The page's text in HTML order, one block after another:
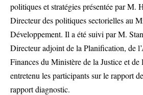
politiques et stratégies présentée par M.
Directeur des politiques sectorielles au
Développement. Il a été suivi par M.
Directeur adjoint de la Planification, de
Finances du Ministère de la Justice et
entretenu les participants sur le rapport
rapport diagnostic.